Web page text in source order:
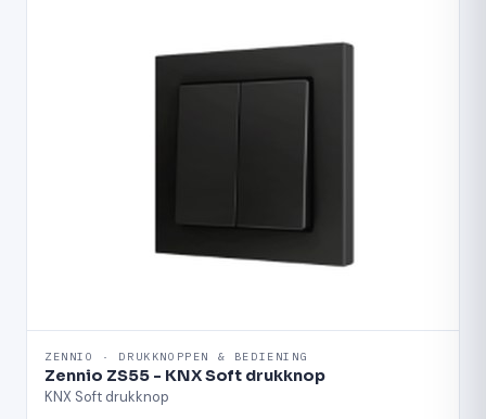
ZENNIO · DRUKKNOPPEN & BEDIENING
Zennio ZS55 - KNX Soft drukknop
KNX Soft drukknop